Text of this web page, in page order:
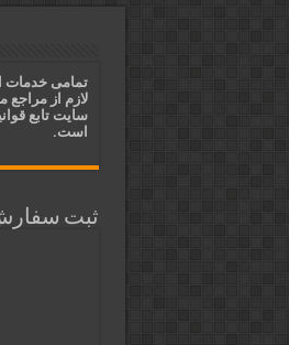
تمامی خدمات
لازم از
سایت تابع
است.
ثبت